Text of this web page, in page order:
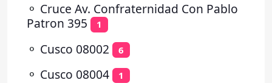
⚬ Cruce Av. Confraternidad Con Pablo
Patron 395
1
⚬ Cusco 08002 6
⚬ Cusco 08004 1